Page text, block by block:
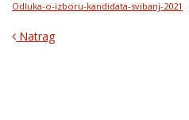
Odluka-o-izboru-kandidata-svibanj-2021
Natrag